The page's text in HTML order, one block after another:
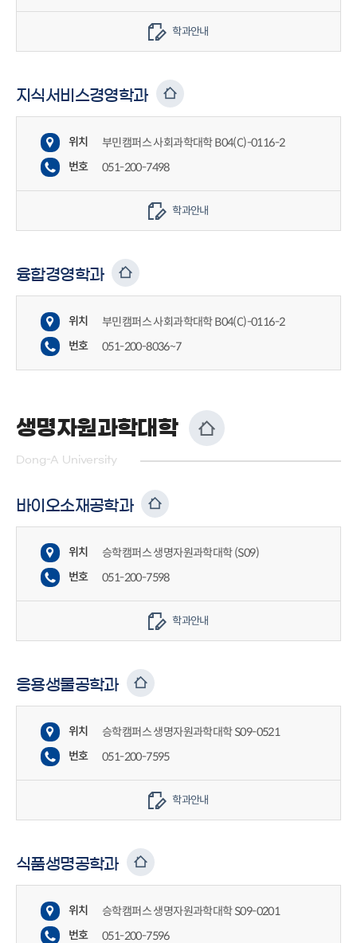
학과안내
지식서비스경영학과
위치
부민캠퍼스 사회과학대학 B04(C)-0116-2
번호
051-200-7498
학과안내
융합경영학과
위치
부민캠퍼스 사회과학대학 B04(C)-0116-2
번호
051-200-8036~7
생명자원과학대학
Dong-A University
바이오소재공학과
위치
승학캠퍼스 생명자원과학대학 (S09)
번호
051-200-7598
학과안내
응용생물공학과
위치
승학캠퍼스 생명자원과학대학 S09-0521
번호
051-200-7595
학과안내
식품생명공학과
위치
승학캠퍼스 생명자원과학대학 S09-0201
번호
051-200-7596